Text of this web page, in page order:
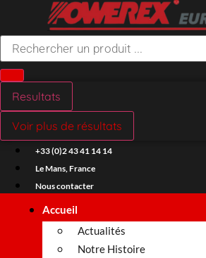
Search
Resultats
Voir plus de résultats
+33 (0)2 43 41 14 14
Le Mans, France
Nous contacter
Accueil
Actualités
Notre Histoire